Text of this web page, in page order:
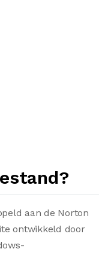
aan de Norton
ontwikkeld door